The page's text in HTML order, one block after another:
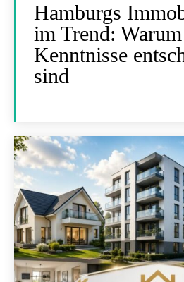
Hamburgs
im Trend:
Kenntnisse
sind